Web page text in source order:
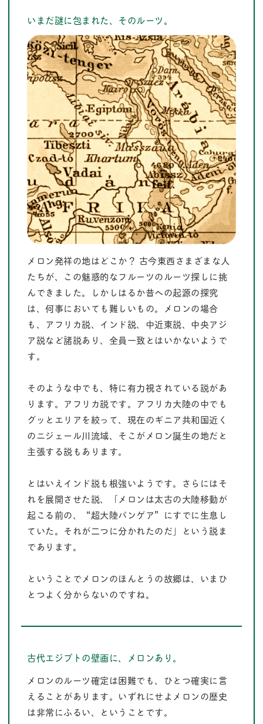
いまだ謎に包まれた、そのルーツ。
メロン発祥の地はどこか？ 古今東西さまざまな人
たちが、この魅惑的なフルーツのルーツ探しに挑
んできました。しかしはるか昔への起源の探究
は、何事においても難しいもの。メロンの場合
も、アフリカ説、インド説、中近東説、中央アジ
ア説など諸説あり、全員一致とはいかないようで
す。
そのような中でも、特に有力視されている説があ
ります。アフリカ説です。アフリカ大陸の中でも
グッとエリアを絞って、現在のギニア共和国近く
のニジェール川流域、そこがメロン誕生の地だと
主張する説もあります。
とはいえインド説も根強いようです。さらにはそ
れを展開させた説、「メロンは太古の大陸移動が
起こる前の、“超大陸パンゲア”にすでに生息し
ていた。それが二つに分かれたのだ」という説ま
であります。
ということでメロンのほんとうの故郷は、いまひ
とつよく分からないのですね。
古代エジプトの壁画に、メロンあり。
メロンのルーツ確定は困難でも、ひとつ確実に言
えることがあります。いずれにせよメロンの歴史
は非常にふるい、ということです。